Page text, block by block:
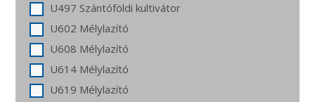
U497 Szántóföldi kultivátor
U602 Mélylazító
U608 Mélylazító
U614 Mélylazító
U619 Mélylazító